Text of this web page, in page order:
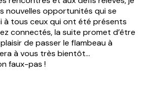
nouvelles opportunités qui se
à tous ceux qui ont été présents
connectés, la suite promet d’être
de passer le flambeau à
à vous très bientôt…
faux-pas !